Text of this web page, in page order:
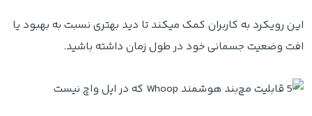
این رویکرد به کاربران کمک میکند تا دید بهتری نسبت به بهبود یا
افت وضعیت جسمانی خود در طول زمان داشته باشید.